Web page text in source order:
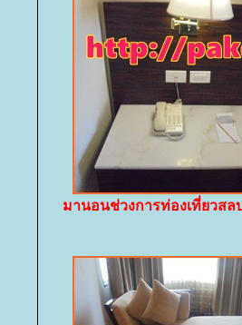
มานอนช่วงการท่องเที่ยว